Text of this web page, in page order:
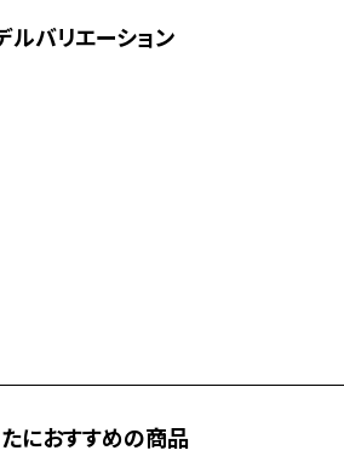
CITIZENご登録で国内保証5年間)
ルバリエーション
におすすめの商品